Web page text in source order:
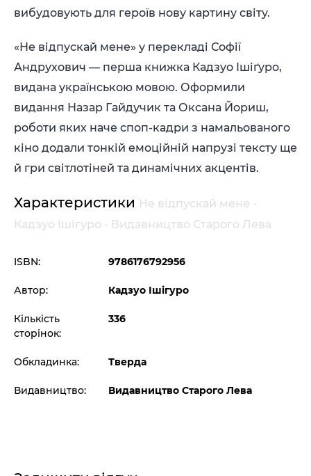
вибудовують для героїв нову картину світу.
«Не відпускай мене» у перекладі Софії
Андрухович — перша книжка Кадзуо Ішіґуро,
видана українською мовою. Оформили
видання Назар Гайдучик та Оксана Йориш,
роботи яких наче споп-кадри з намальованого
кіно додали тонкій емоційній напрузі тексту ще
й гри світлотіней та динамічних акцентів.
Характеристики Не відпускай мене -
Кадзуо Ішігуро - Видавництво Старого Лева
ISBN: 9786176792956
Автор: Кадзуо Ішігуро
Кількість
сторінок:
336
Обкладинка: Тверда
Видавництво: Видавництво Старого Лева